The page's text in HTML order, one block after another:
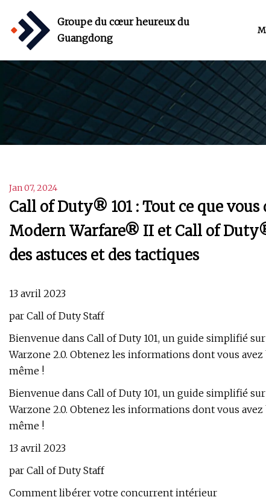
Groupe du cœur heureux du
Guangdong
Jan 07, 2024
Call of Duty® 101 : Tout ce que
Modern Warfare® II et Call of
des astuces et des tactiques
13 avril 2023
par Call of Duty Staff
Bienvenue dans Call of Duty 101, un guide simplifié
Warzone 2.0. Obtenez les informations dont vous
même !
Bienvenue dans Call of Duty 101, un guide simplifié
Warzone 2.0. Obtenez les informations dont vous
même !
13 avril 2023
par Call of Duty Staff
Comment libérer votre concurrent intérieur